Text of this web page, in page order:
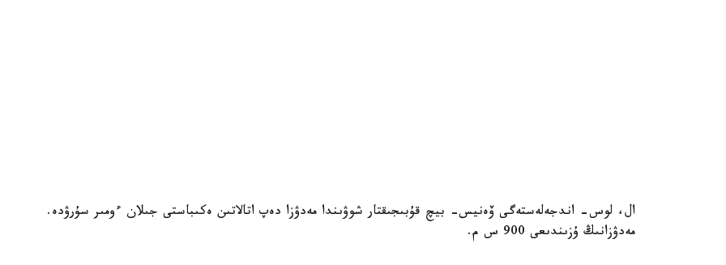
ال، لوس- اندجەلەستەگى ۆەنيس- بيچ قۇبىجىقتار شوۋىندا مەدۋزا دەپ اتالاتىن ەكىباستى جىلان ءومىر سۇرۋدە.
مەدۋزانىڭ ۇزىندىعى 900 س م.